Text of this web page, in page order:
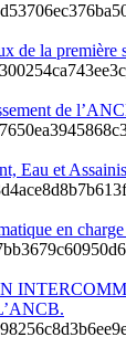
de la première
de
Eau et
en